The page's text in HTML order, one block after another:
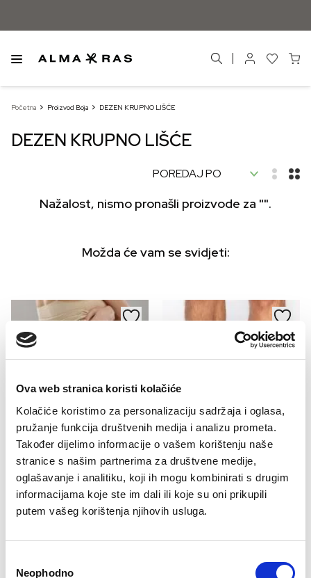
Ova web stranica koristi kolačiće
Kolačiće koristimo za personalizaciju sadržaja i oglasa,
pružanje funkcija društvenih medija i analizu prometa.
Također dijelimo informacije o vašem korištenju naše
stranice s našim partnerima za društvene medije,
oglašavanje i analitiku, koji ih mogu kombinirati s drugim
informacijama koje ste im dali ili koje su oni prikupili
putem vašeg korištenja njihovih usluga.
Selection
Neophodno
Početna Proizvod Boja DEZEN KRUPNO LIŠĆE
DEZEN KRUPNO LIŠĆE
Nažalost, nismo pronašli proizvode za "".
Možda će vam se svidjeti:
Slip Maja
11,90